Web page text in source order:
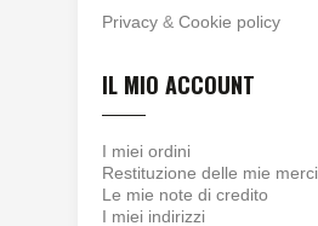
Privacy & Cookie policy
IL MIO ACCOUNT
I miei ordini
Restituzione delle mie merci
Le mie note di credito
I miei indirizzi